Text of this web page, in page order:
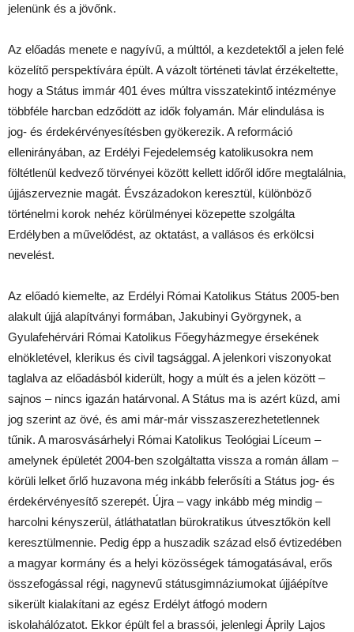
jelenünk és a jövőnk.
Az előadás menete e nagyívű, a múlttól, a kezdetektől a jelen felé
közelítő perspektívára épült. A vázolt történeti távlat érzékeltette,
hogy a Státus immár 401 éves múltra visszatekintő intézménye
többféle harcban edződött az idők folyamán. Már elindulása is
jog- és érdekérvényesítésben gyökerezik. A reformáció
ellenirányában, az Erdélyi Fejedelemség katolikusokra nem
föltétlenül kedvező törvényei között kellett időről időre megtalálnia,
újjászerveznie magát. Évszázadokon keresztül, különböző
történelmi korok nehéz körülményei közepette szolgálta
Erdélyben a művelődést, az oktatást, a vallásos és erkölcsi
nevelést.
Az előadó kiemelte, az Erdélyi Római Katolikus Státus 2005-ben
alakult újjá alapítványi formában, Jakubinyi Györgynek, a
Gyulafehérvári Római Katolikus Főegyházmegye érsekének
elnökletével, klerikus és civil tagsággal. A jelenkori viszonyokat
taglalva az előadásból kiderült, hogy a múlt és a jelen között –
sajnos – nincs igazán határvonal. A Státus ma is azért küzd, ami
jog szerint az övé, és ami már-már visszaszerezhetetlennek
tűnik. A marosvásárhelyi Római Katolikus Teológiai Líceum –
amelynek épületét 2004-ben szolgáltatta vissza a román állam –
körüli lelket őrlő huzavona még inkább felerősíti a Státus jog- és
érdekérvényesítő szerepét. Újra – vagy inkább még mindig –
harcolni kényszerül, átláthatatlan bürokratikus útvesztőkön kell
keresztülmennie. Pedig épp a huszadik század első évtizedében
a magyar kormány és a helyi közösségek támogatásával, erős
összefogással régi, nagynevű státusgimnáziumokat újjáépítve
sikerült kialakítani az egész Erdélyt átfogó modern
iskolahálózatot. Ekkor épült fel a brassói, jelenlegi Áprily Lajos